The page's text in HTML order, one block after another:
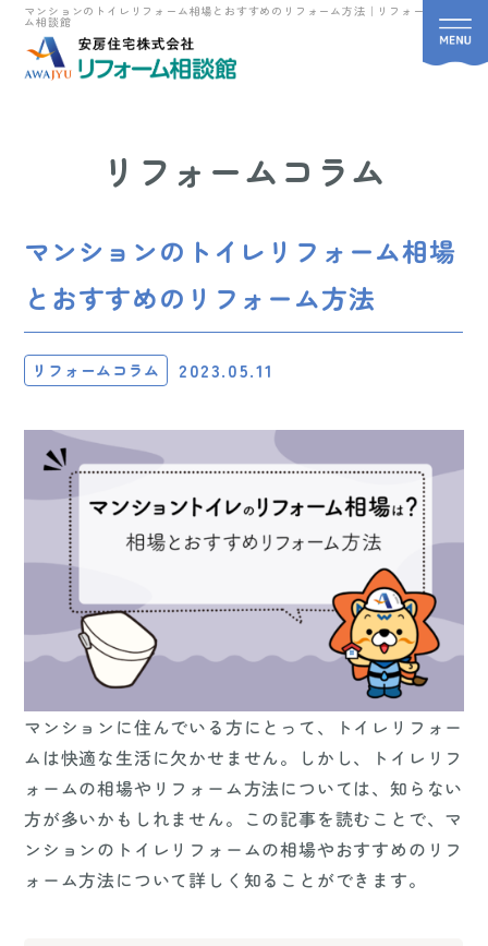
マンションのトイレリフォーム相場とおすすめのリフォーム方法｜リフォー
ム相談館
リフォームコラム
マンションのトイレリフォーム相場
とおすすめのリフォーム方法
リフォームコラム 2023.05.11
マンションに住んでいる方にとって、トイレリフォー
ムは快適な生活に欠かせません。しかし、トイレリフ
ォームの相場やリフォーム方法については、知らない
方が多いかもしれません。この記事を読むことで、マ
ンションのトイレリフォームの相場やおすすめのリフ
ォーム方法について詳しく知ることができます。